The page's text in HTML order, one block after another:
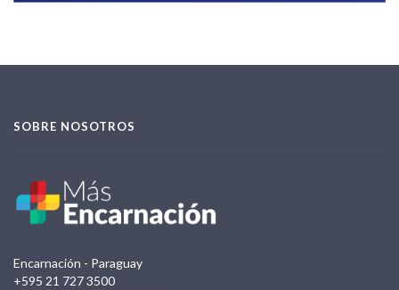
SOBRE NOSOTROS
Encarnación - Paraguay
+595 21 727 3500